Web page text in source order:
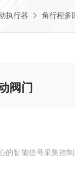
执行器 角行程多
阀门
的智能信号采集控